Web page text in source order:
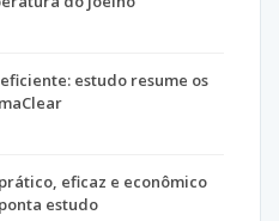
estudo resume os
eficaz e econômico
estudo